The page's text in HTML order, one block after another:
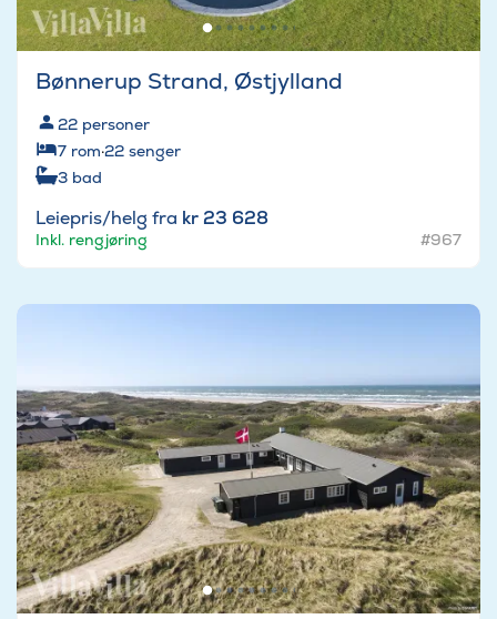
Bønnerup Strand, Østjylland
22 personer
7 rom·22 senger
3 bad
Leiepris/helg fra kr 23 628
Inkl. rengjøring #967